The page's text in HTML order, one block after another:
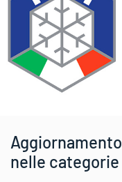
nelle